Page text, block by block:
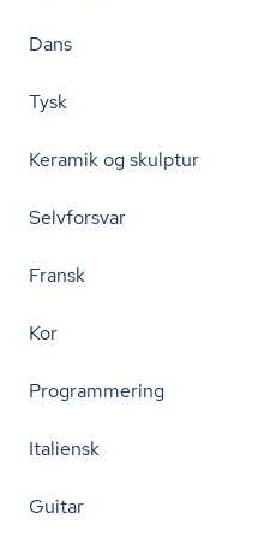
Dans
Tysk
Keramik og skulptur
Selvforsvar
Fransk
Kor
Programmering
Italiensk
Guitar